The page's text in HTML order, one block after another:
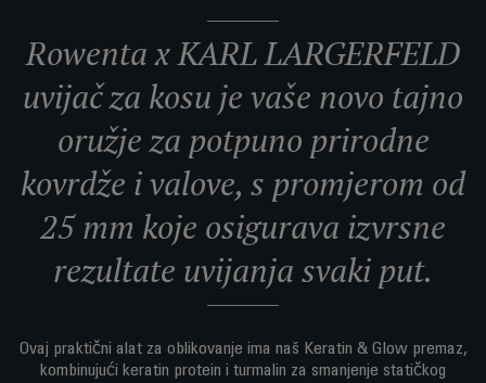
Rowenta x KARL LARGERFELD
uvijač za kosu je vaše novo tajno
oružje za potpuno prirodne
kovrdže i valove, s promjerom od
25 mm koje osigurava izvrsne
rezultate uvijanja svaki put.
Ovaj praktični alat za oblikovanje ima naš Keratin & Glow premaz,
kombinujući keratin protein i turmalin za smanjenje statičkog